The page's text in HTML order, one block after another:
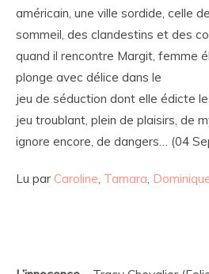
américain, une ville sordide, celle
sommeil, des clandestins et des
quand il rencontre Margit, femme
plonge avec délice dans le
jeu de séduction dont elle édicte
jeu troublant, plein de plaisirs, de
ignore encore, de dangers… (04
Lu par Caroline, Tamara,